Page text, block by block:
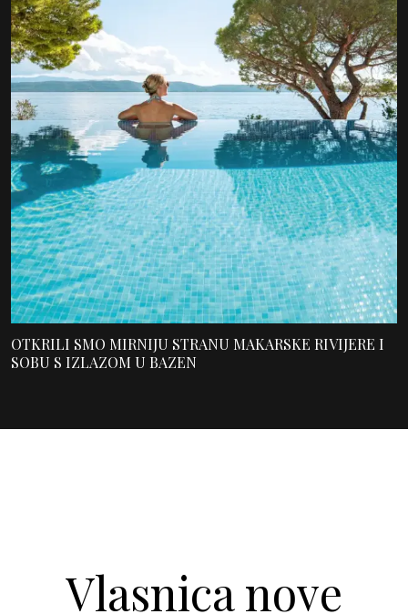
OTKRILI SMO MIRNIJU STRANU MAKARSKE RIVIJERE I
SOBU S IZLAZOM U BAZEN
Vlasnica nove